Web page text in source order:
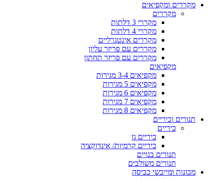
מקררים ומקפיאים
מקררים
מקררי 3 דלתות
מקררי 4 דלתות
מקררים אינטגרליים
מקררים עם פריזר עליון
מקררים עם פריזר תחתון
מקפיאים
מקפיאים 3-4 מגירות
מקפיאים 5 מגירות
מקפיאים 6 מגירות
מקפיאים 7 מגירות
מקפיאים 8 מגירות
תנורים וכיריים
כיריים
כיריים גז
כיריים קרמיות/ אינדוקציה
תנורים בנויים
תנורים משולבים
מכונות ומייבשי כביסה